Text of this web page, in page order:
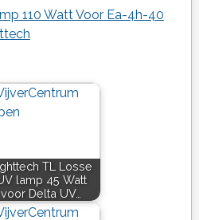
110 Watt Voor Ea-4h-40
TL Losse
lamp 45 Watt
voor Delta UV…